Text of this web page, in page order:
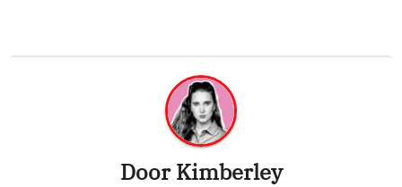
DoorKimberley